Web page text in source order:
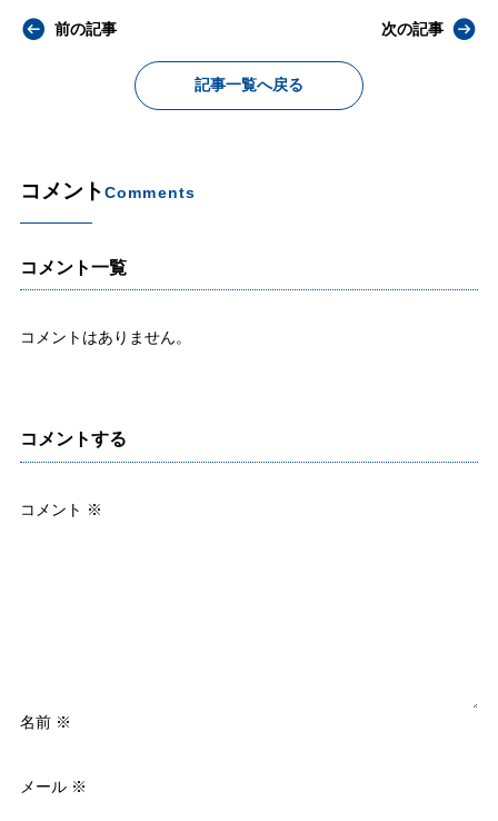
前の記事
記事一覧へ戻る
次の記事
コメントComments
コメント一覧
コメントはありません。
コメントする
コメント ※
名前 ※
メール ※